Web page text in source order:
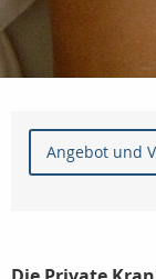
Angebot und